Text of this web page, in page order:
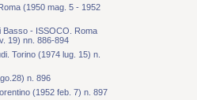
(1950 mag. 5 - 1952
Basso - ISSOCO. Roma
19) nn. 886-894
Torino (1974 lug. 15) n.
n. 896
(1952 feb. 7) n. 897